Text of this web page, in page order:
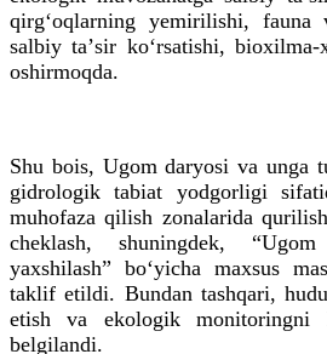
qirgʻoqlarning yemirilishi, fauna
salbiy taʼsir koʻrsatishi,
oshirmoqda.
Shu bois, Ugom daryosi va unga
gidrologik tabiat yodgorligi
muhofaza qilish zonalarida
cheklash, shuningdek,
yaxshilash” bo‘yicha maxsus
taklif etildi. Bundan tashqari,
etish va ekologik monitoringni
belgilandi.